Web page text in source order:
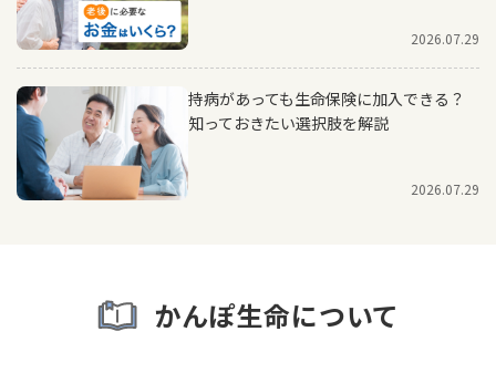
2026.07.29
持病があっても生命保険に加入できる？
知っておきたい選択肢を解説
2026.07.29
かんぽ生命について